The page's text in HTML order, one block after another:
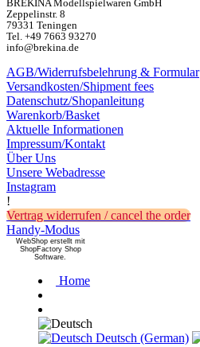
BREKINA Modellspielwaren GmbH
Zeppelinstr. 8
79331 Teningen
Tel. +49 7663 93270
info@brekina.de
AGB/Widerrufsbelehrung & Formular
Versandkosten/Shipment fees
Datenschutz/Shopanleitung
Warenkorb/Basket
Aktuelle Informationen
Impressum/Kontakt
Über Uns
Unsere Webadresse
Instagram
!
Vertrag widerrufen / cancel the order
Handy-Modus
WebShop erstellt mit
ShopFactory Shop
Software.
Home
Deutsch (German)